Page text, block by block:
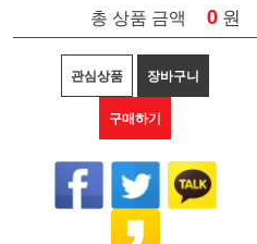
총 상품 금액 0 원
관심상품 장바구니
구매하기